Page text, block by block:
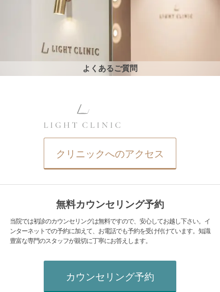
よくあるご質問
クリニックへのアクセス
無料カウンセリング予約
当院では初診のカウンセリングは無料ですので、安心してお越し下さい。イ
ンターネットでの予約に加えて、お電話でも予約を受け付けています。知識
豊富な専門のスタッフが親切に丁寧にお答えします。
カウンセリング予約